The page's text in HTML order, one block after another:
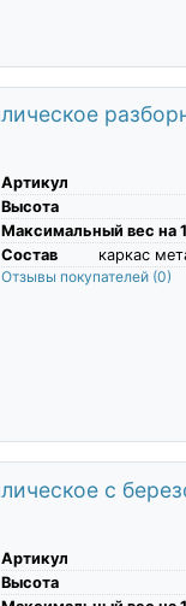
Артикул
Высота
Максимальный вес на
Состав
каркас
Отзывы покупателей (0)
с
Артикул
Высота